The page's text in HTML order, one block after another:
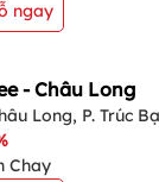
ngay
- Châu Long
Long, P. Trúc
Chay